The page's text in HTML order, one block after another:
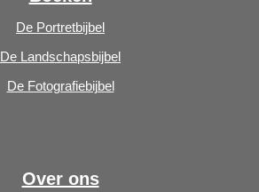
De Portretbijbel
De Landschapsbijbel
De Fotografiebijbel
Over ons